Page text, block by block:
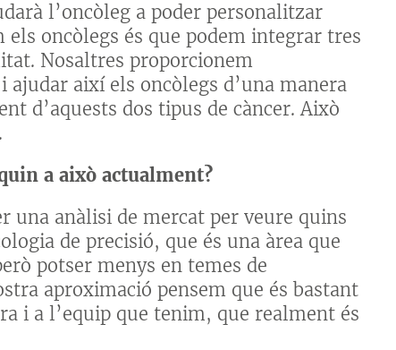
l’oncòleg a poder personalitzar
oncòlegs és que podem integrar tres
Nosaltres proporcionem
així els oncòlegs d’una manera
d’aquests dos tipus de càncer. Això
a això actualment?
una anàlisi de mercat per veure quins
de precisió, que és una àrea que
potser menys en temes de
aproximació pensem que és bastant
i a l’equip que tenim, que realment és